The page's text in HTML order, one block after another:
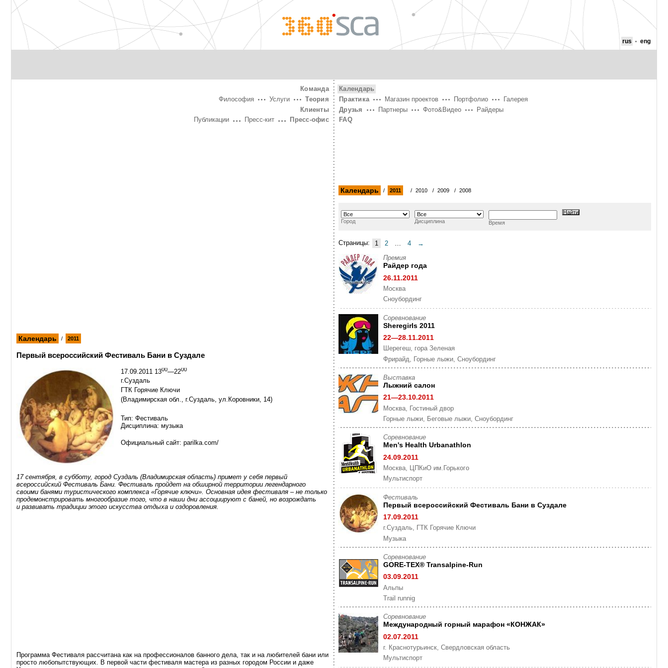
360° SCA
rus eng
Команда
Теория
Услуги
Философия
Клиенты
Пресс-офис
Пресс-кит
Публикации
Календарь / 2011
Первый всероссийский Фестиваль Бани в Суздале
17.09.2011 1300—2200
г.Суздаль
ГТК Горячие Ключи
(Владимирская обл., г.Суздаль, ул.Коровники, 14)
Тип: Фестиваль
Дисциплина: музыка
Официальный сайт: parilka.com/
17 сентября, в субботу, город Суздаль (Владимирская область) примет у себя первый
всероссийский Фестиваль Бани. Фестиваль пройдет на обширной территории легендарного
своими банями туристического комплекса «Горячие ключи». Основная идея фестиваля – не только
продемонстрировать многообразие того, что в наши дни ассоциируют с баней, но возрождать
и развивать традиции этого искусства отдыха и оздоровления.
Программа Фестиваля рассчитана как на профессионалов банного дела, так и на любителей бани или
просто любопытствующих. В первой части фестиваля мастера из разных городом России и даже
Календарь
Практика
Магазин проектов Портфолио
Галерея
Друзья
Партнеры Фото&Видео
Райдеры
FAQ
Календарь / 2011 / 2010 / 2009 / 2008
Город Дисциплина Время
Страницы: 1 2 4
→
Премия
Райдер года
26.11.2011
Москва
Cноубординг
Cоревнование
Sheregirls 2011
22—28.11.2011
Шерегеш, гора Зеленая
Фрирайд, Горные лыжи, Cноубординг
Выставка
Лыжний салон
21—23.10.2011
Москва, Гостиный двор
Горные лыжи, Беговые лыжи, Cноубординг
Cоревнование
Men's Health Urbanathlon
24.09.2011
Москва, ЦПКиО им.Горького
Мультиспорт
Фестиваль
Первый всероссийский Фестиваль Бани в Суздале
17.09.2011
г.Суздаль, ГТК Горячие Ключи
Музыка
Cоревнование
GORE-TEX® Transalpine-Run
03.09.2011
Альпы
Trail runnig
Cоревнование
Международный горный марафон «КОНЖАК»
02.07.2011
г. Краснотурьинск, Свердловская область
Мультиспорт